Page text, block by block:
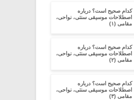
کدام صحیح است؟ درباره
اصطلاحات موسیقی سنتی، نواحی،
مقامی (۱)
کدام صحیح است؟ درباره
اصطلاحات موسیقی سنتی، نواحی،
مقامی (۲)
کدام صحیح است؟ درباره
اصطلاحات موسیقی سنتی، نواحی،
مقامی (۳)